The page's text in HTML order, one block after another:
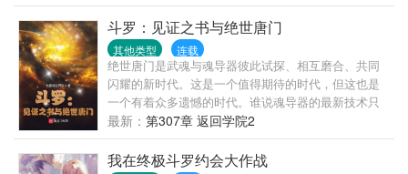
斗罗：见证之书与绝世唐门
其他类型 连载
绝世唐门是武魂与魂导器彼此试探、相互磨合、共同
闪耀的新时代。这是一个值得期待的时代，但这也是
一个有着众多遗憾的时代。谁说魂导器的最新技术只
能在日月大陆寻找？谁说关爱小师弟的师姐只能在大
结局团圆？在见证之书的见证下，让斗罗大陆提前迎
来魂导器盛世吧。
最新： 第307章 返回学院2
我在终极斗罗约会大作战